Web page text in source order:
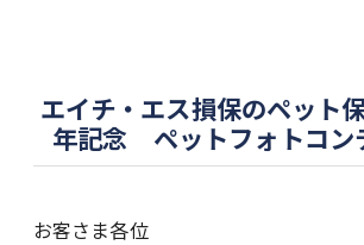
エイチ・エス損保のペット
年記念 ペットフォトコン
お客さま各位